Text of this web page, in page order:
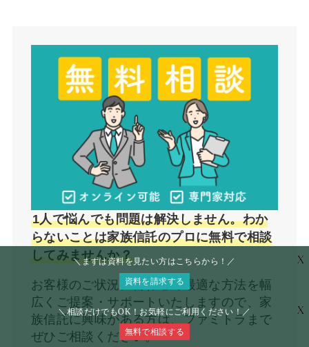
1人で悩んでも問題は解決しません。わか
らないことは家族信託のプロに無料で相談
してみませんか？
お客様のご状況に合わせて最適な方法を幅
広くご提案・サポートいたしますので、家
族信託に興味がある方は、ファミトラまで
ぜひご相談ください。
＼相談だけでもOK！お気軽にご利用ください！／
無料で相談する
X
＼まずは資料を見たい方はこちらから！／
資料を請求する
X